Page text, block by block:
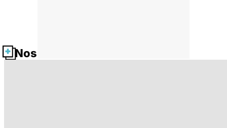
Nos fiches santé